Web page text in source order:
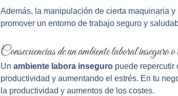
Además, la manipulación de cierta maquinaria
promover un entorno de trabajo seguro y
Consecuencias de un ambiente laboral inseguro
Un ambiente labora inseguro puede repercutir
productividad y aumentando el estrés. En tu
la productividad y aumentos de los costes.